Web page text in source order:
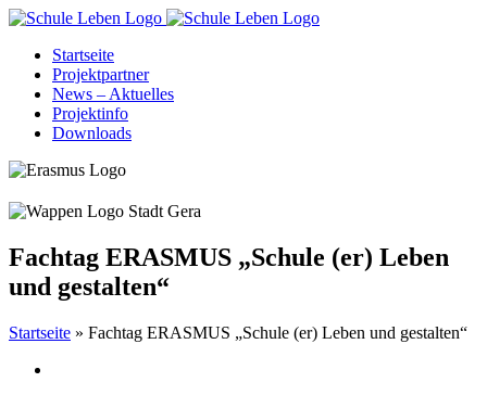
Zum
springenStartseite
Projektpartner
News – Aktuelles
Projektinfo
Downloads
Fachtag ERASMUS „Schule (er) Leben
und gestalten“
Startseite » Fachtag ERASMUS „Schule (er) Leben und gestalten“